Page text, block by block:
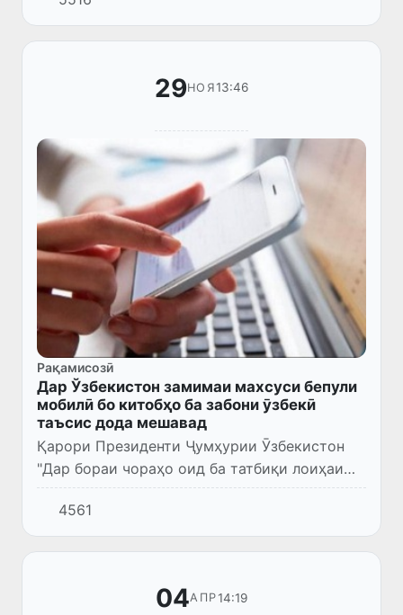
29НОЯ13:46
Рақамисозӣ
Дар Ўзбекистон замимаи махсуси бепули
мобилӣ бо китобҳо ба забони ӯзбекӣ
таъсис дода мешавад
Қарори Президенти Ҷумҳурии Ӯзбекистон
"Дар бораи чораҳо оид ба татбиқи лоиҳаи
"Ҳазор китоб барои ҷавонон" "ҚП №380 аз
28 ноябри соли 2023) қабул гардид.
4561
04АПР14:19